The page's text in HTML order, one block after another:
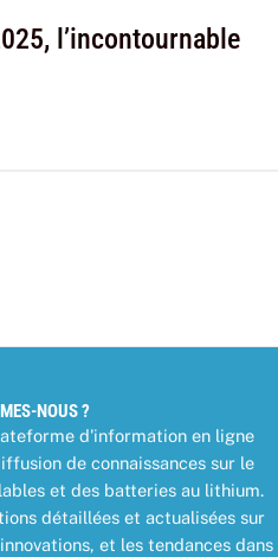
l’incontournable
NOUS ?
d'information en ligne
de connaissances sur le
et des batteries au lithium.
détaillées et actualisées sur
et les tendances dans